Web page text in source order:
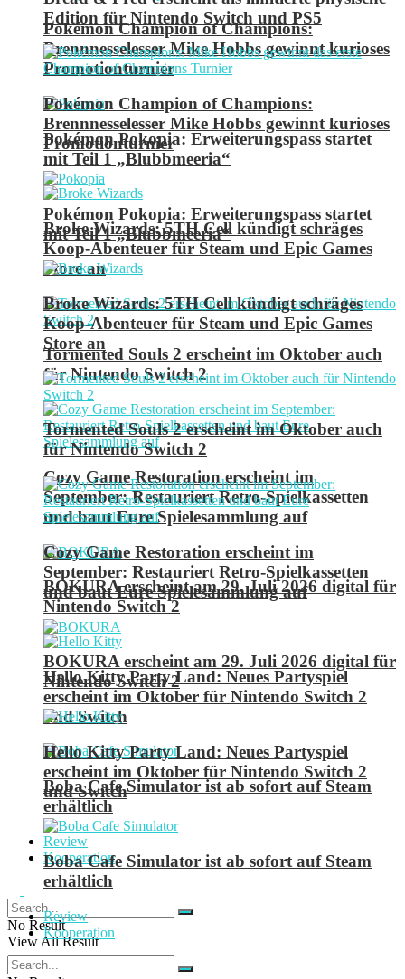
Pokémon Champion of Champions:
Brennnesselesser Mike Hobbs gewinnt kurioses
Promotionturnier
Pokémon Pokopia: Erweiterungspass startet
mit Teil 1 „Blubbmeeria“
Broke Wizards: 5TH Cell kündigt schräges
Koop-Abenteuer für Steam und Epic Games
Store an
Tormented Souls 2 erscheint im Oktober auch
für Nintendo Switch 2
Cozy Game Restoration erscheint im
September: Restauriert Retro-Spielkassetten
und baut Eure Spielesammlung auf
BOKURA erscheint am 29. Juli 2026 digital für
Nintendo Switch 2
Hello Kitty Party Land: Neues Partyspiel
erscheint im Oktober für Nintendo Switch 2
und Switch
Boba Cafe Simulator ist ab sofort auf Steam
erhältlich
Review
Kooperation
No Result
View All Result
Edition für Nintendo Switch und PS5
Pokémon Champion of Champions:
Brennnesselesser Mike Hobbs gewinnt kurioses
Promotionturnier
Pokémon Pokopia: Erweiterungspass startet
mit Teil 1 „Blubbmeeria“
Broke Wizards: 5TH Cell kündigt schräges
Koop-Abenteuer für Steam und Epic Games
Store an
Tormented Souls 2 erscheint im Oktober auch
für Nintendo Switch 2
Cozy Game Restoration erscheint im
September: Restauriert Retro-Spielkassetten
und baut Eure Spielesammlung auf
BOKURA erscheint am 29. Juli 2026 digital für
Nintendo Switch 2
Hello Kitty Party Land: Neues Partyspiel
erscheint im Oktober für Nintendo Switch 2
und Switch
Boba Cafe Simulator ist ab sofort auf Steam
erhältlich
Review
Kooperation